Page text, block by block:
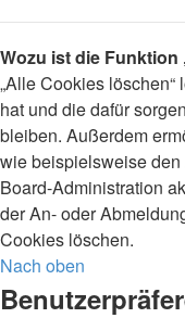
Wozu ist die
„Alle Cookies
hat und die dafür
bleiben. Außerdem
wie beispielsweise den
Board-Administration
der An- oder
Cookies löschen.
Nach oben